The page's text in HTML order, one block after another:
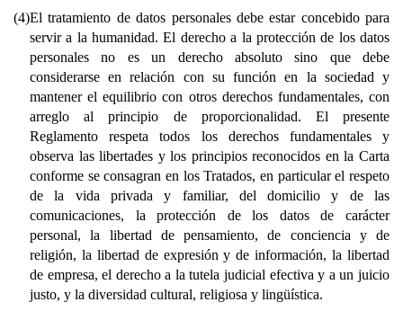
(4)El tratamiento de datos personales debe estar concebido para
servir a la humanidad. El derecho a la protección de los datos
personales no es un derecho absoluto sino que debe
considerarse en relación con su función en la sociedad y
mantener el equilibrio con otros derechos fundamentales, con
arreglo al principio de proporcionalidad. El presente
Reglamento respeta todos los derechos fundamentales y
observa las libertades y los principios reconocidos en la Carta
conforme se consagran en los Tratados, en particular el respeto
de la vida privada y familiar, del domicilio y de las
comunicaciones, la protección de los datos de carácter
personal, la libertad de pensamiento, de conciencia y de
religión, la libertad de expresión y de información, la libertad
de empresa, el derecho a la tutela judicial efectiva y a un juicio
justo, y la diversidad cultural, religiosa y lingüística.